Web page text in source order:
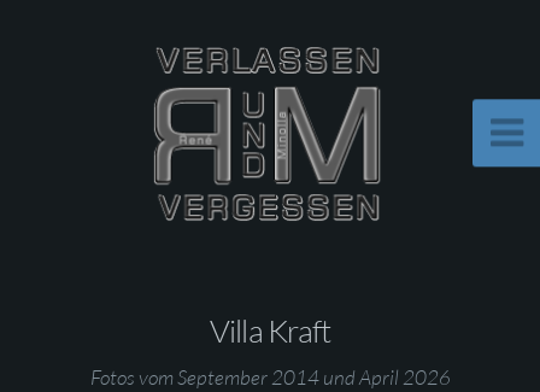
Villa Kraft
Fotos vom September 2014 und April 2026